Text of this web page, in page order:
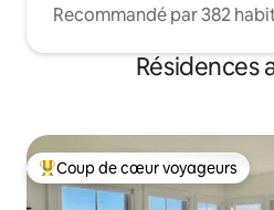
Recommandé par 382
Résidences
Coups de cœur voyageurs les
Coup de cœur voyageurs